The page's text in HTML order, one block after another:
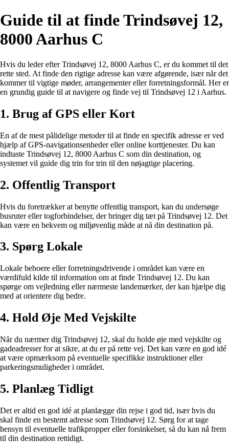
Guide til at finde Trindsøvej 12,
8000 Aarhus C
Hvis du leder efter Trindsøvej 12, 8000 Aarhus C, er du kommet til det
rette sted. At finde den rigtige adresse kan være afgørende, især når det
kommer til vigtige møder, arrangementer eller forretningsformål. Her er
en grundig guide til at navigere og finde vej til Trindsøvej 12 i Aarhus.
1. Brug af GPS eller Kort
En af de mest pålidelige metoder til at finde en specifik adresse er ved
hjælp af GPS-navigationsenheder eller online korttjenester. Du kan
indtaste Trindsøvej 12, 8000 Aarhus C som din destination, og
systemet vil guide dig trin for trin til den nøjagtige placering.
2. Offentlig Transport
Hvis du foretrækker at benytte offentlig transport, kan du undersøge
busruter eller togforbindelser, der bringer dig tæt på Trindsøvej 12. Det
kan være en bekvem og miljøvenlig måde at nå din destination på.
3. Spørg Lokale
Lokale beboere eller forretningsdrivende i området kan være en
værdifuld kilde til information om at finde Trindsøvej 12. Du kan
spørge om vejledning eller nærmeste landemærker, der kan hjælpe dig
med at orientere dig bedre.
4. Hold Øje Med Vejskilte
Når du nærmer dig Trindsøvej 12, skal du holde øje med vejskilte og
gadeadresser for at sikre, at du er på rette vej. Det kan være en god idé
at være opmærksom på eventuelle specifikke instruktioner eller
parkeringsmuligheder i området.
5. Planlæg Tidligt
Det er altid en god idé at planlægge din rejse i god tid, især hvis du
skal finde en bestemt adresse som Trindsøvej 12. Sørg for at tage
hensyn til eventuelle trafikpropper eller forsinkelser, så du kan nå frem
til din destination rettidigt.